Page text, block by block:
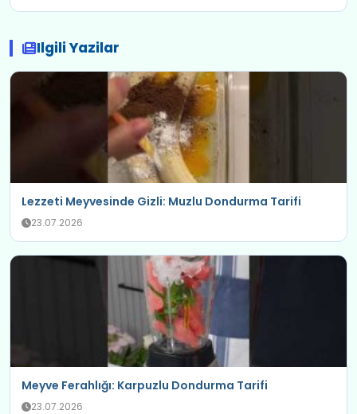
Ilgili Yazilar
Lezzeti Meyvesinde Gizli: Muzlu Dondurma Tarifi
23.07.2026
Meyve Ferahlığı: Karpuzlu Dondurma Tarifi
23.07.2026